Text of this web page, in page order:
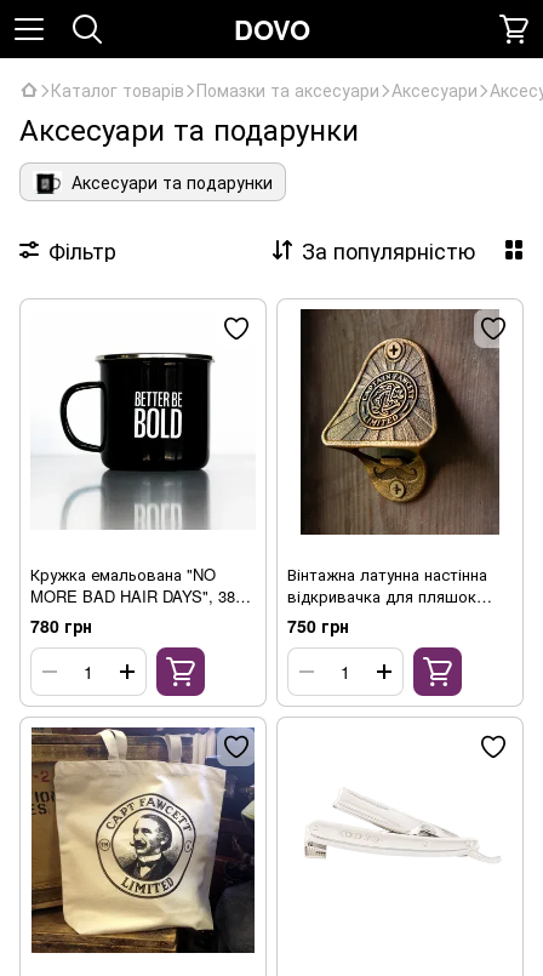
DOVO
Каталог товарів Помазки та аксесуари Аксесуари
Аксесуари та подарунки
Аксесуари та подарунки
Фільтр За популярністю
Кружка емальована "NO
MORE BAD HAIR DAYS", 380
мл
780 грн
Вінтажна латунна настінна
відкривачка для пляшок
Captain Fawcett’s
750 грн